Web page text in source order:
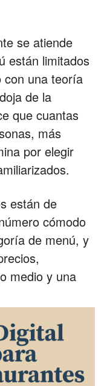
se atiende
están limitados
con una teoría
de la
que cuantas
más
por elegir
están de
cómodo
de menú, y
medio y una